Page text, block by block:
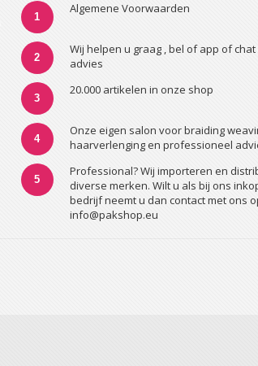
1
Algemene Voorwaarden
2
Wij helpen u graag , bel of app of
advies
3
20.000 artikelen in onze shop
4
Onze eigen salon voor braiding
haarverlenging en professioneel
5
Professional? Wij importeren en
diverse merken. Wilt u als bij ons
bedrijf neemt u dan contact met ons
info@pakshop.eu